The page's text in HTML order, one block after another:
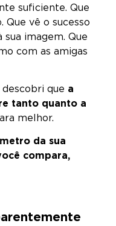
suficiente. Que
Que vê o sucesso
imagem. Que
com as amigas
descobri que a
tanto quanto a
melhor.
da sua
compara,